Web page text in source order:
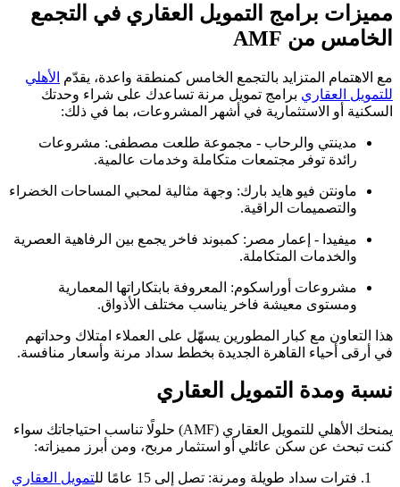
مميزات برامج التمويل العقاري في التجمع
الخامس من AMF
مع الاهتمام المتزايد بالتجمع الخامس كمنطقة واعدة، يقدّم الأهلي
للتمويل العقاري برامج تمويل مرنة تساعدك على شراء وحدتك
السكنية أو الاستثمارية في أشهر المشروعات، بما في ذلك:
مدينتي والرحاب - مجموعة طلعت مصطفى: مشروعات
رائدة توفر مجتمعات متكاملة وخدمات عالمية.
ماونتن فيو هايد بارك: وجهة مثالية لمحبي المساحات الخضراء
والتصميمات الراقية.
ميفيدا - إعمار مصر: كمبوند فاخر يجمع بين الرفاهية العصرية
والخدمات المتكاملة.
مشروعات أوراسكوم: المعروفة بابتكاراتها المعمارية
ومستوى معيشة فاخر يناسب مختلف الأذواق.
هذا التعاون مع كبار المطورين يسهّل على العملاء امتلاك وحداتهم
في أرقى أحياء القاهرة الجديدة بخطط سداد مرنة وأسعار منافسة.
نسبة ومدة التمويل العقاري
يمنحك الأهلي للتمويل العقاري (AMF) حلولًا تناسب احتياجاتك سواء
كنت تبحث عن سكن عائلي أو استثمار مربح، ومن أبرز مميزاته:
فترات سداد طويلة ومرنة: تصل إلى 15 عامًا لل تمويل العقاري